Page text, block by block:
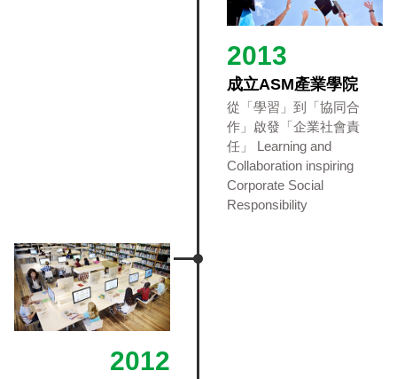
2012
2013
成立ASM產業學院
從「學習」到「協同合
作」啟發「企業社會責
任」 Learning and
Collaboration inspiring
Corporate Social
Responsibility